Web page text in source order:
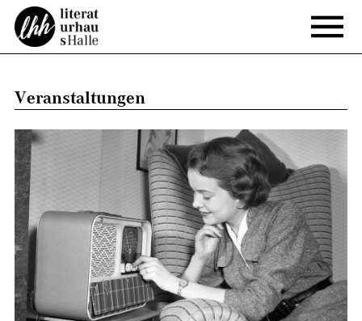
Veranstaltungen